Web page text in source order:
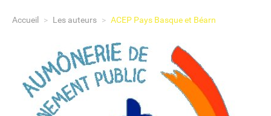
Accueil > Les auteurs > ACEP Pays Basque et Béarn